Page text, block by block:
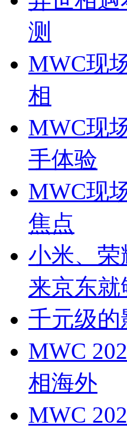
测
MWC现
相
MWC现
手体验
MWC现
焦点
小米、荣
来京东就
千元级的
MWC
相海外
MWC